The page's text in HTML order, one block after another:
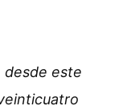
desde este